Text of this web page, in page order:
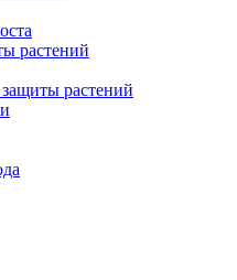
растений
растений